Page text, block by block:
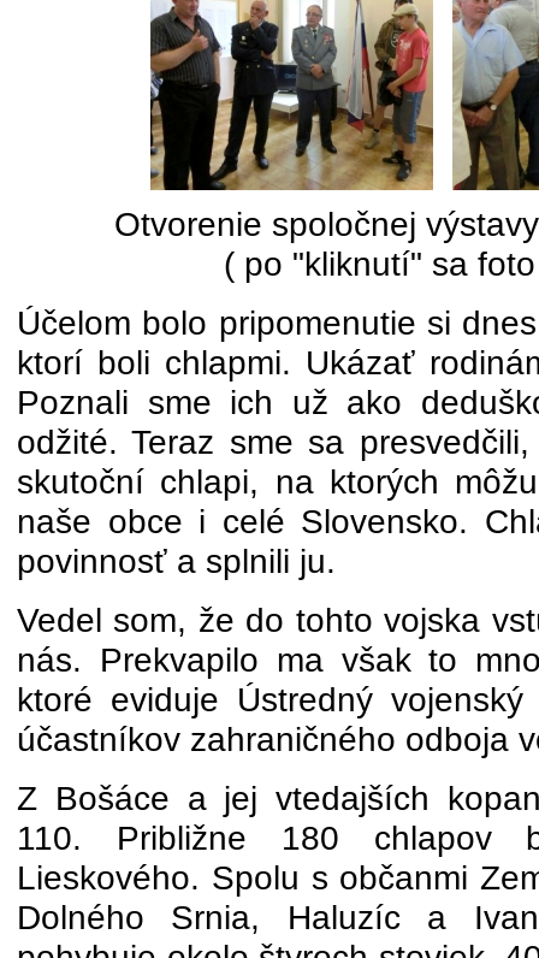
Otvorenie spoločnej
( po "kliknutí" sa
Účelom bolo pripomenutie si
ktorí boli chlapmi. Ukázať
Poznali sme ich už ako
odžité. Teraz sme sa
skutoční chlapi, na ktorých
naše obce i celé Slovensko.
povinnosť a splnili ju.
Vedel som, že do tohto vojska
nás. Prekvapilo ma však to
ktoré eviduje Ústredný
účastníkov zahraničného odboja
Z Bošáce a jej vtedajších
110. Približne 180 chlapov
Lieskového. Spolu s občanmi
Dolného Srnia, Haluzíc a